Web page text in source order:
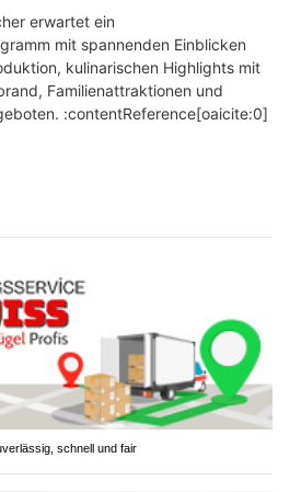
erwartet ein
mit spannenden Einblicken
kulinarischen Highlights mit
Familienattraktionen und
:contentReference[oaicite:0]
schnell und fair